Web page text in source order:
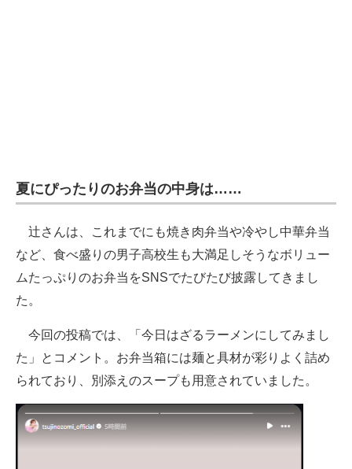
夏にぴったりのお弁当の中身は……
辻さんは、これまでにも焼き肉弁当や冷やし中華弁当
など、食べ盛りの男子高校生も大満足しそうなボリュー
ムたっぷりのお弁当をSNSでたびたび披露してきまし
た。
今回の投稿では、「今日はざるラーメンにしてみまし
た」とコメント。お弁当箱には麺と具材が彩りよく詰め
られており、別添えのスープも用意されていました。